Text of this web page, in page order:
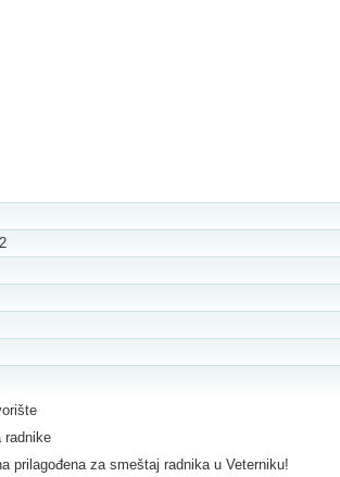
radnike
prilagođena za smeštaj radnika u Veterniku!